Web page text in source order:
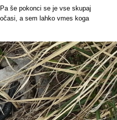
še pokonci se je vse skupaj
a sem lahko vmes koga